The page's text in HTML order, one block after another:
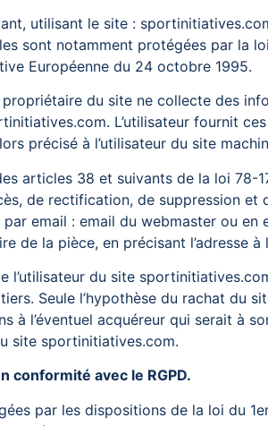
utilisant le site :
sont notamment protégées par la
Européenne du 24 octobre 1995.
du site ne collecte des
L’utilisateur fournit
précisé à l’utilisateur du site
articles 38 et suivants de la loi 78-
de rectification, de suppression
email : email du webmaster ou
de la pièce, en précisant l’adresse
du site
Seule l’hypothèse du rachat
à l’éventuel acquéreur qui serait à
site sportinitiatives.com.
conformité avec le RGPD.
par les dispositions de la loi du